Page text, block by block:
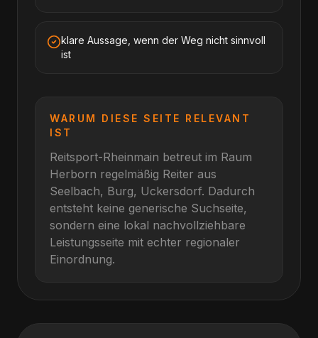
klare Aussage, wenn der Weg nicht sinnvoll
ist
WARUM DIESE SEITE RELEVANT
IST
Reitsport-Rheinmain betreut im Raum
Herborn regelmäßig Reiter aus
Seelbach, Burg, Uckersdorf. Dadurch
entsteht keine generische Suchseite,
sondern eine lokal nachvollziehbare
Leistungsseite mit echter regionaler
Einordnung.